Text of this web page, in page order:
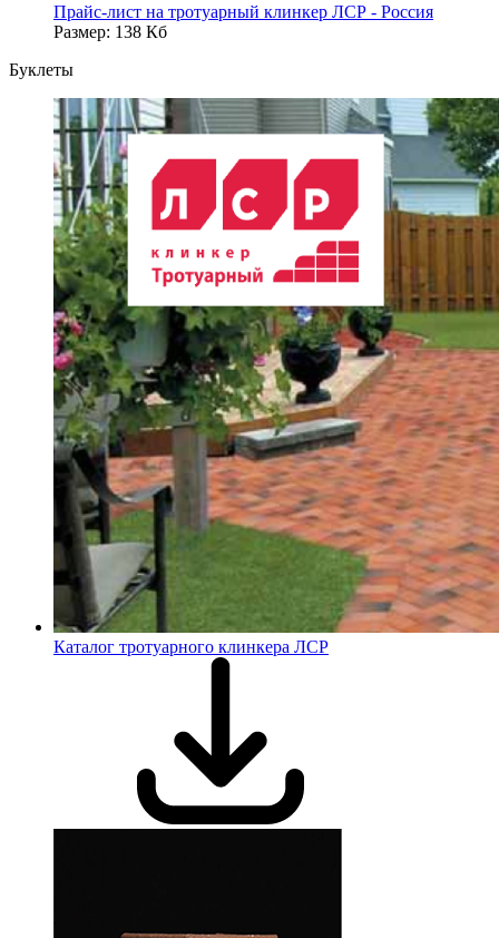
Прайс-лист на тротуарный клинкер ЛСР - Россия
Размер: 138 Кб
Буклеты
Каталог тротуарного клинкера ЛСР